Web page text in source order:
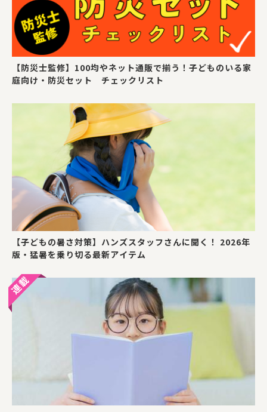
【防災士監修】100均やネット通販で揃う！子どものいる家
庭向け・防災セット チェックリスト
【子どもの暑さ対策】ハンズスタッフさんに聞く！ 2026年
版・猛暑を乗り切る最新アイテム